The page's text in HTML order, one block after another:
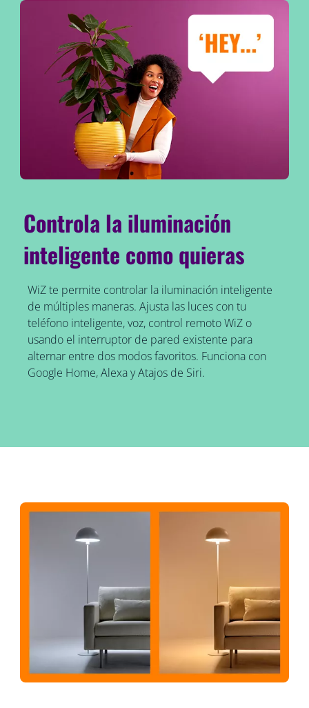
Controla la iluminación
inteligente como quieras
WiZ te permite controlar la iluminación inteligente
de múltiples maneras. Ajusta las luces con tu
teléfono inteligente, voz, control remoto WiZ o
usando el interruptor de pared existente para
alternar entre dos modos favoritos. Funciona con
Google Home, Alexa y Atajos de Siri.